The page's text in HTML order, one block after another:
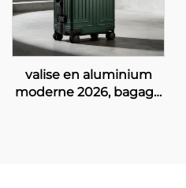
valise en aluminium
moderne 2026, bagage